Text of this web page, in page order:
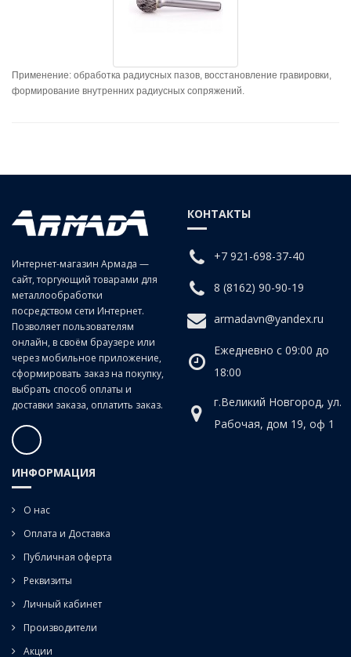
Применение: обработка радиусных пазов, восстановление гравировки,
формирование внутренних радиусных сопряжений.
Интернет-магазин Армада —
сайт, торгующий товарами для
металлообработки
посредством сети Интернет.
Позволяет пользователям
онлайн, в своём браузере или
через мобильное приложение,
сформировать заказ на покупку,
выбрать способ оплаты и
доставки заказа, оплатить заказ.
КОНТАКТЫ
+7 921-698-37-40
8 (8162) 90-90-19
armadavn@yandex.ru
Ежедневно с 09:00 до
18:00
г.Великий Новгород, ул.
Рабочая, дом 19, оф 1
ИНФОРМАЦИЯ
О нас
Оплата и Доставка
Публичная оферта
Реквизиты
Личный кабинет
Производители
Акции